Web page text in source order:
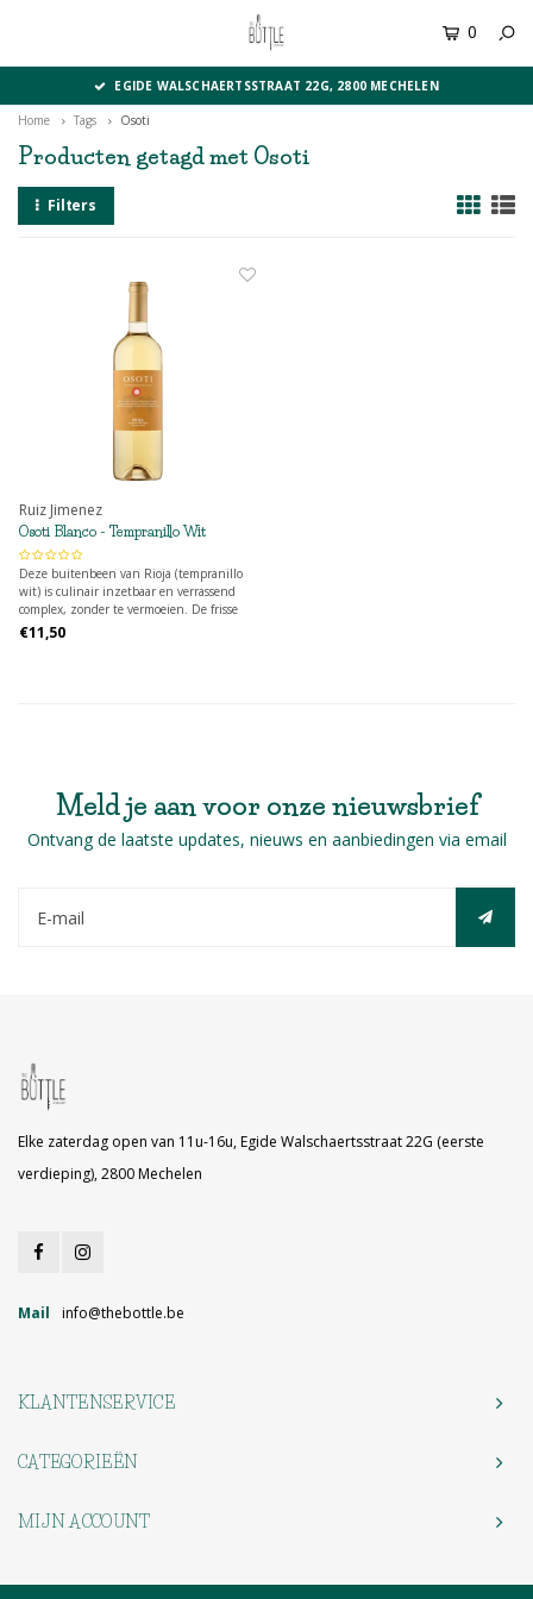
0
EGIDE WALSCHAERTSSTRAAT 22G, 2800 MECHELEN
Home Tags Osoti
Producten getagd met Osoti
Filters
Ruiz Jimenez
Osoti Blanco - Tempranillo Wit
Deze buitenbeen van Rioja (tempranillo
wit) is culinair inzetbaar en verrassend
complex, zonder te vermoeien. De frisse
zuren geven het weelderig fruit meer
diepgang en de zijdezachte smaak maakt
€11,50
Meld je aan voor onze nieuwsbrief
Ontvang de laatste updates, nieuws en aanbiedingen via email
Elke zaterdag open van 11u-16u, Egide Walschaertsstraat 22G (eerste
verdieping), 2800 Mechelen
Mail info@thebottle.be
KLANTENSERVICE
CATEGORIEËN
MIJN ACCOUNT